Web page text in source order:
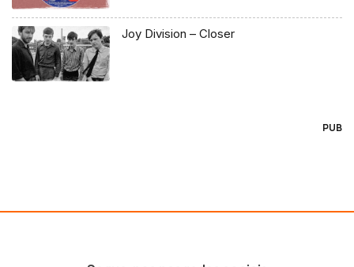
Joy Division – Closer
PUB